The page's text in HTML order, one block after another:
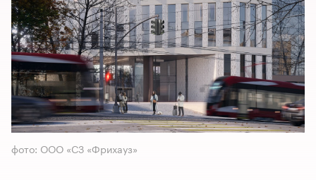
фото: ООО «СЗ «Фрихауз»